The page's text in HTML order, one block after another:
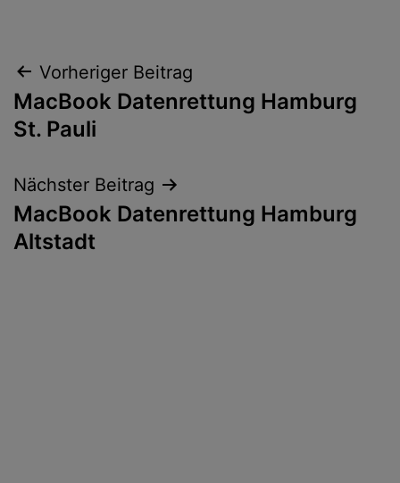
Beitragsnavigation
Vorheriger Beitrag
MacBook Datenrettung Hamburg
St. Pauli
Nächster Beitrag
MacBook Datenrettung Hamburg
Altstadt